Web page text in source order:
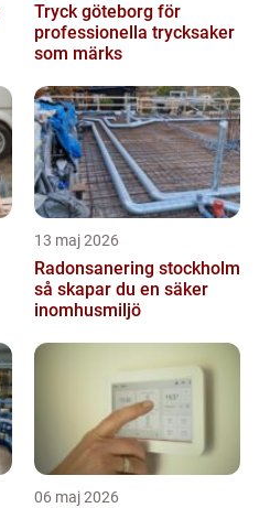
Tryck göteborg för
professionella trycksaker
som märks
13 maj 2026
Radonsanering stockholm
så skapar du en säker
inomhusmiljö
06 maj 2026